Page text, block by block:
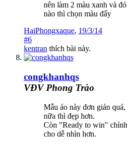
nên làm 2 màu xanh và
nào thì chọn màu đấy
HaiPhongxaque, 19/3/14
#6
kentran thích bài này.
congkhanhqs
VĐV Phong Trào
Mẫu áo này đơn giản
nữa thì đẹp hơn.
Còn "Ready to win"
cho dễ nhìn hơn.